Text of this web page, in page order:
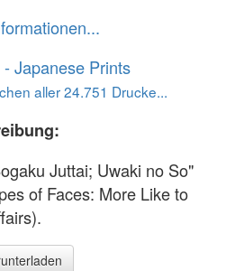
Japanese Prints
aller 24.751 Drucke...
Juttai; Uwaki no So"
of Faces: More Like to